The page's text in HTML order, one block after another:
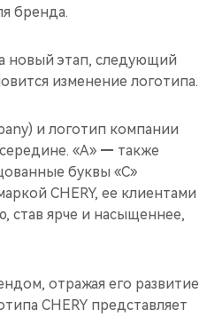
бренда.
новый этап, следующий
изменение логотипа.
и логотип компании
«А» — также
буквы «С»
CHERY, ее клиентами
став ярче и насыщеннее,
отражая его развитие
CHERY представляет